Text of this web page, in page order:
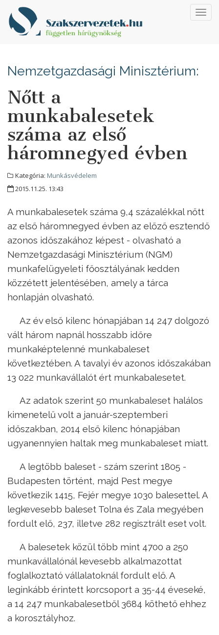
Nemzetgazdasági Minisztérium:
Nőtt a
munkabalesetek
száma az első
háromnegyed évben
Kategória: Munkásvédelem
2015.11.25. 13:43
A munkabalesetek száma 9,4 százalékkal nőtt
az első háromnegyed évben az előző esztendő
azonos időszakához képest - olvasható a
Nemzetgazdasági Minisztérium (NGM)
munkafelügyeleti főosztályának kedden
közzétett jelentésében, amely a tárca
honlapján olvasható.
Az év első kilenc hónapjában 14 247 dolgozó
vált három napnál hosszabb időre
munkaképtelenné munkabaleset
következtében. A tavalyi év azonos időszakában
13 022 munkavállalót ért munkabalesetet.
Az adatok szerint 50 munkabaleset halálos
kimenetelű volt a január-szeptemberi
időszakban, 2014 első kilenc hónapjában
ugyanennyien haltak meg munkabaleset miatt.
A legtöbb baleset - szám szerint 1805 -
Budapesten történt, majd Pest megye
következik 1415, Fejér megye 1030 balesettel. A
legkevesebb baleset Tolna és Zala megyében
fordult elő, 237, illetve 282 regisztrált eset volt.
A balesetek közül több mint 4700 a 250
munkavállalónál kevesebb alkalmazottat
foglalkoztató vállalatoknál fordult elő. A
leginkább érintett korcsoport a 35-44 éveseké,
a 14 247 munkabalesetből 3684 köthető ehhez
a korosztályhoz.